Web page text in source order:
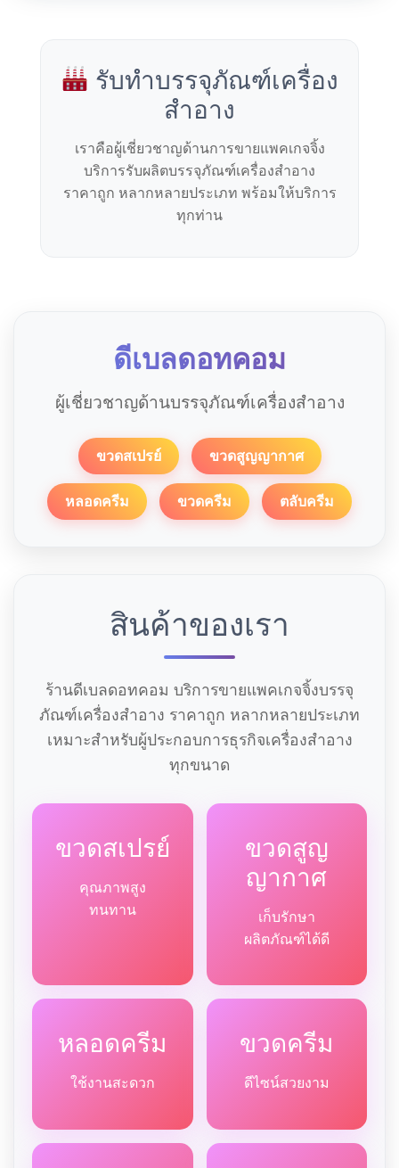
รับทำบรรจุภัณฑ์เครื่อง
สำอาง
เราคือผู้เชี่ยวชาญด้านการขายแพคเกจจิ้ง
บริการรับผลิตบรรจุภัณฑ์เครื่องสำอาง
ราคาถูก หลากหลายประเภท พร้อมให้บริการ
ทุกท่าน
ดีเบลดอทคอม
ผู้เชี่ยวชาญด้านบรรจุภัณฑ์เครื่องสำอาง
ขวดสเปรย์ ขวดสูญญากาศ
หลอดครีม ขวดครีม ตลับครีม
สินค้าของเรา
ร้านดีเบลดอทคอม บริการขายแพคเกจจิ้งบรรจุ
ภัณฑ์เครื่องสำอาง ราคาถูก หลากหลายประเภท
เหมาะสำหรับผู้ประกอบการธุรกิจเครื่องสำอาง
ทุกขนาด
ขวดสเปรย์
คุณภาพสูง
ทนทาน
ขวดสูญ
ญากาศ
เก็บรักษา
ผลิตภัณฑ์ได้ดี
หลอดครีม
ใช้งานสะดวก
ขวดครีม
ดีไซน์สวยงาม